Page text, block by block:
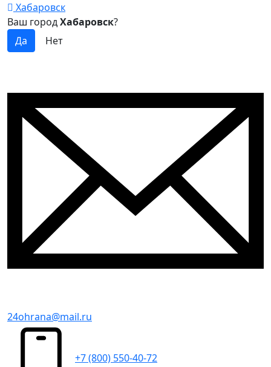
Хабаровск
Ваш городХабаровск?
24ohrana@mail.ru
+7 (800) 550-40-72